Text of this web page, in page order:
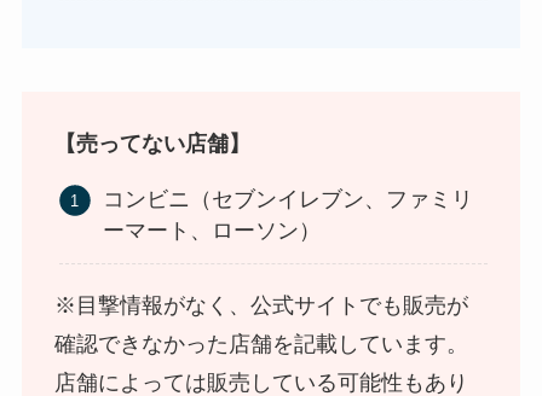
インソールはどこに売ってる？100均やドラッグス
トアで買える！
【売ってない店舗】
コンビニ（セブンイレブン、ファミリ
ーマート、ローソン）
※目撃情報がなく、公式サイトでも販売が
確認できなかった店舗を記載しています。
店舗によっては販売している可能性もあり